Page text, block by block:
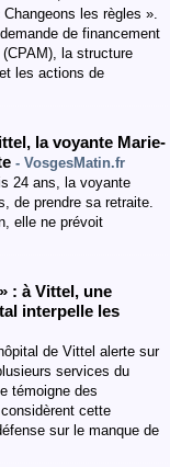
les règles ».
de financement
la structure
les actions de
la voyante Marie-
- VosgesMatin.fr
24 ans, la voyante
de prendre sa retraite.
elle ne prévoit
: à Vittel, une
interpelle les
de Vittel alerte sur
services du
témoigne des
cette
sur le manque de